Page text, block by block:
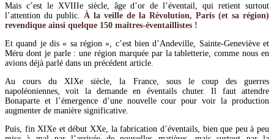
Mais c’est le XVIIIe siècle, âge d’or de l’éventail, qui retient surtout
l’attention du public. À la veille de la Révolution, Paris (et sa région)
revendique ainsi quelque 150 maîtres-éventaillistes !
Et quand je dis « sa région », c’est bien d’Andeville, Sainte-Geneviève et
Méru dont je parle : une région marquée par la tabletterie, comme nous en
avions déjà parlé dans un précédent article.
Au cours du XIXe siècle, la France, sous le coup des guerres
napoléoniennes, voit la demande en éventails chuter. Il faut attendre
Bonaparte et l’émergence d’une nouvelle cour pour voir la production
augmenter de manière significative.
Puis, fin XIXe et début XXe, la fabrication d’éventails, bien que peu à peu